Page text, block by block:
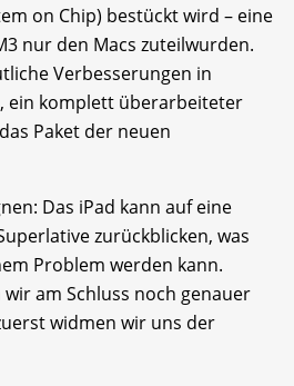
on Chip) bestückt wird – eine
nur den Macs zuteilwurden.
Verbesserungen in
ein komplett überarbeiteter
Paket der neuen
Das iPad kann auf eine
zurückblicken, was
Problem werden kann.
am Schluss noch genauer
widmen wir uns der